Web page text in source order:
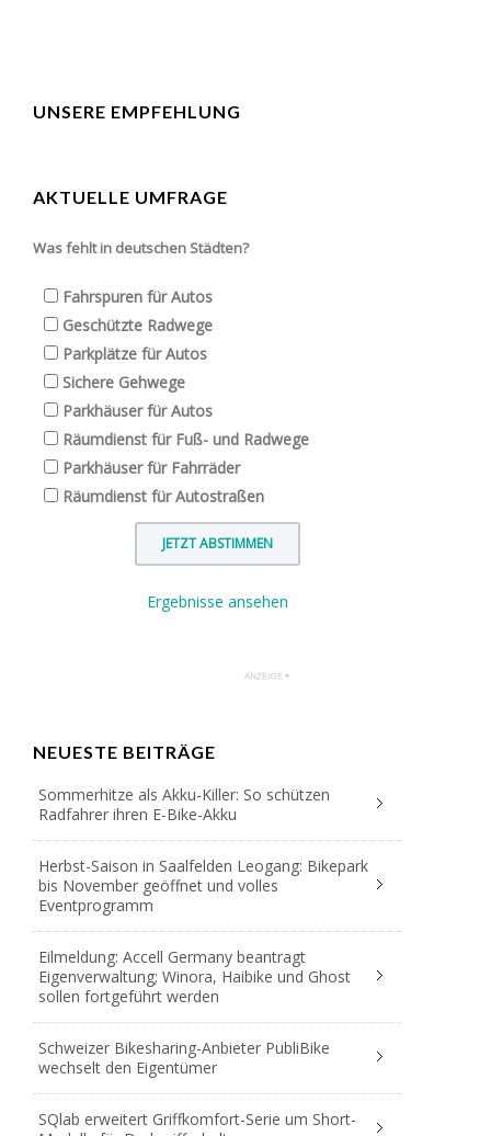
UNSERE EMPFEHLUNG
AKTUELLE UMFRAGE
Was fehlt in deutschen Städten?
Fahrspuren für Autos
Geschützte Radwege
Parkplätze für Autos
Sichere Gehwege
Parkhäuser für Autos
Räumdienst für Fuß- und Radwege
Parkhäuser für Fahrräder
Räumdienst für Autostraßen
Ergebnisse ansehen
NEUESTE BEITRÄGE
Sommerhitze als Akku-Killer: So schützen
Radfahrer ihren E-Bike-Akku
Herbst-Saison in Saalfelden Leogang: Bikepark
bis November geöffnet und volles
Eventprogramm
Eilmeldung: Accell Germany beantragt
Eigenverwaltung; Winora, Haibike und Ghost
sollen fortgeführt werden
Schweizer Bikesharing-Anbieter PubliBike
wechselt den Eigentümer
SQlab erweitert Griffkomfort-Serie um Short-